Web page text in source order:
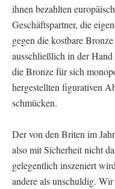
ihnen bezahlten
Geschäftspartner, die
gegen die kostbare
ausschließlich in der Hand
die Bronze für sich
hergestellten figurativen
schmücken.
Der von den Briten im
also mit Sicherheit nicht
gelegentlich inszeniert
andere als unschuldig.